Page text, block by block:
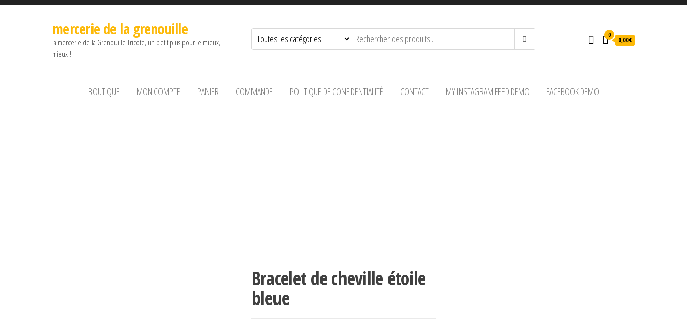
mercerie de la grenouille
la mercerie de la Grenouille Tricote, un petit plus pour le mieux,
mieux !
0
0,00€
BOUTIQUE MON COMPTE PANIER COMMANDE POLITIQUE DE CONFIDENTIALITÉ CONTACT MY INSTAGRAM FEED DEMO FACEBOOK DEMO
Bracelet de cheville étoile
bleue